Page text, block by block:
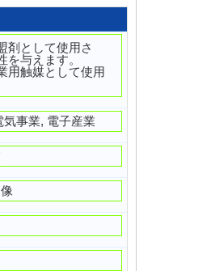
剤として使用さ
与えます。
用触媒として使用
事業, 電子産業